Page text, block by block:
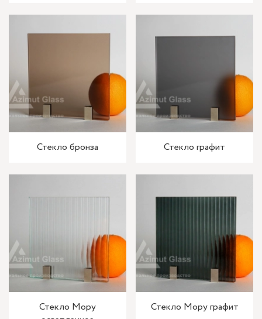
Стекло бронза Стекло графит
Стекло Мору
Стекло Мору графит